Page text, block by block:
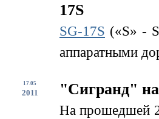
17S
SG-17S («S» -
аппаратными
17.05
2011 "Сигранд"
На прошедшей